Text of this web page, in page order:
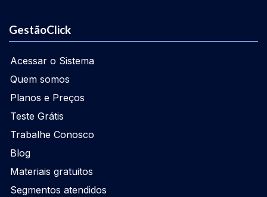
GestãoClick
Acessar o Sistema
Quem somos
Planos e Preços
Teste Grátis
Trabalhe Conosco
Blog
Materiais gratuitos
Segmentos atendidos